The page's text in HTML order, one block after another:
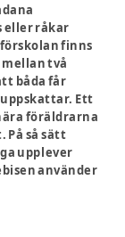
eller råkar
finns
två
båda får
Ett
föräldrarna
På så sätt
upplever
använder